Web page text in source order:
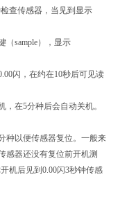
查传感器，当见到显示
（sample），显示
闪，在约在10秒后可见读
在5分种后会自动关机。
种以便传感器复位。一般来
感器还没有复位前开机测
机后见到0.00闪3秒钟传感